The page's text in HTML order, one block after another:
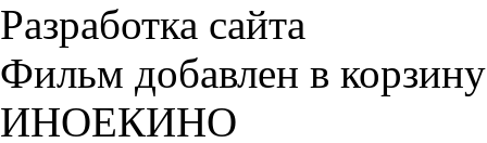
Разработка сайта
Фильм добавлен в корзину
ИНОЕКИНО